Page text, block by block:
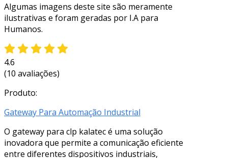
Algumas imagens deste site são meramente
ilustrativas e foram geradas por I.A para
Humanos.
4.6
(10 avaliações)
Produto:
Gateway Para Automação Industrial
O gateway para clp kalatec é uma solução
inovadora que permite a comunicação eficiente
entre diferentes dispositivos industriais,